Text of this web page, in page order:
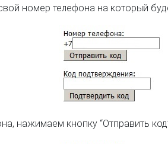
номер телефона на который
нажимаем кнопку “Отправить